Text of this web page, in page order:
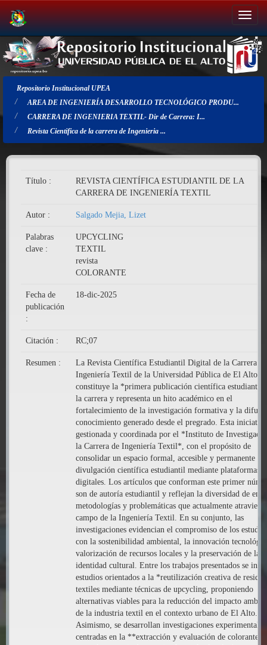
Salir
de
la
navegación
Repositorio Institucional UPEA
AREA DE INGENIERÍA DESARROLLO TECNOLÓGICO PRODU...
CARRERA DE INGENIERIA TEXTIL- Dir de Carrera: I...
Revista Cientifica de la carrera de Ingenieria ...
Título :
REVISTA CIENTÍFICA ESTUDIANTIL DE LA
CARRERA DE INGENIERÍA TEXTIL
Autor : Salgado Mejia, Lizet
Palabras
clave :
UPCYCLING
TEXTIL
revista
COLORANTE
Fecha de
publicación
:
18-dic-2025
Citación : RC;07
Resumen :
La Revista Científica Estudiantil Digital de la Carrera de
Ingeniería Textil de la Universidad Pública de El Alto
constituye la *primera publicación científica
la carrera y representa un hito académico en el
fortalecimiento de la investigación formativa y la
conocimiento generado desde el pregrado. Esta
gestionada y coordinada por el *Instituto de
la Carrera de Ingeniería Textil*, con el propósito de
consolidar un espacio formal, accesible y permanente
divulgación científica estudiantil mediante plataformas
digitales. Los artículos que conforman este primer
son de autoría estudiantil y reflejan la diversidad de
metodologías y problemáticas que actualmente
campo de la Ingeniería Textil. En su conjunto, las
investigaciones evidencian el compromiso de los
con la sostenibilidad ambiental, la innovación
valorización de recursos locales y la preservación de la
identidad cultural. Entre los trabajos presentados se
estudios orientados a la *reutilización creativa de
textiles mediante técnicas de upcycling, proponiendo
alternativas viables para la reducción del impacto
de la industria textil en el contexto urbano de El Alto.
Asimismo, se desarrollan investigaciones experimentales
centradas en la **extracción y evaluación de colorantes